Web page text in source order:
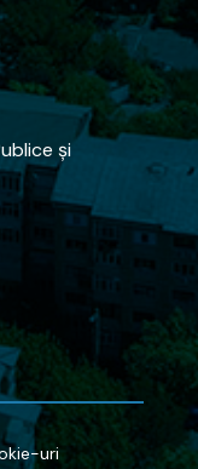
și
uri